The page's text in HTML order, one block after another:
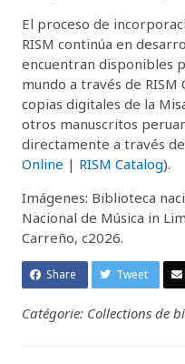
El proceso de
RISM continúa en
encuentran disponibles
mundo a través de RISM
copias digitales de la
otros manuscritos
directamente a través
Online | RISM Catalog).
Imágenes: Biblioteca
Nacional de Música in
Carreño, c2026.
Share Tweet
Catégorie: Collections de